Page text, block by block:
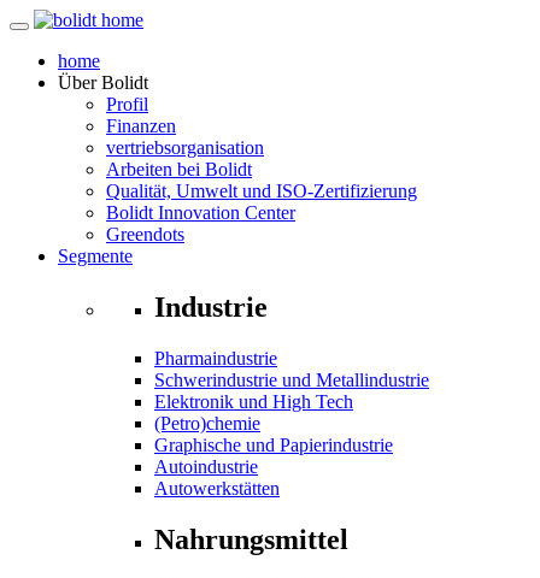
home
ÜberBolidt
Profil
Finanzen
vertriebsorganisation
Arbeiten bei Bolidt
Qualität, Umwelt und ISO-Zertifizierung
Bolidt Innovation Center
Greendots
Segmente
Industrie
Pharmaindustrie
Schwerindustrie und Metallindustrie
Elektronik und High Tech
(Petro)chemie
Graphische und Papierindustrie
Autoindustrie
Autowerkstätten
Nahrungsmittel